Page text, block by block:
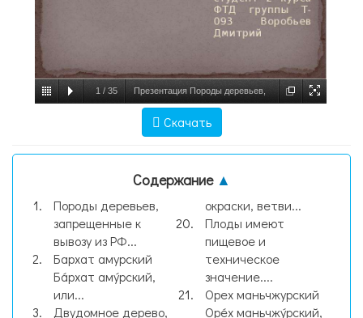
1 / 35 Презентация Породы деревьев,
Скачать
Содержание ▲
Породы деревьев,
запрещенные к
вывозу из РФ...
Бархат амурский
Ба́рхат аму́рский,
или...
Двудомное дерево,
окраски, ветви...
Плоды имеют
пищевое и
техническое
значение....
Орех маньчжурский
Оре́х маньчжу́рский,